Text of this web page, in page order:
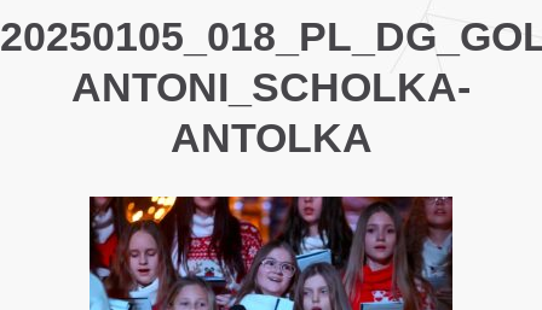
ANTONI_SCHOLKA-
ANTOLKA